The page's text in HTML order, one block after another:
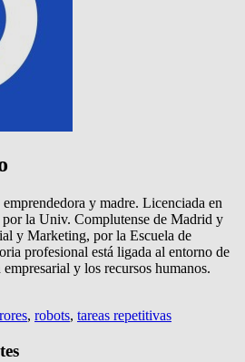
y madre. Licenciada en
la Univ. Complutense de Madrid y
y Marketing, por la Escuela de
profesional está ligada al entorno de
y los recursos humanos.
, robots, tareas repetitivas